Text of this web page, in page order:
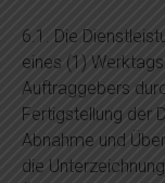
6.1. Die
eines (1)
Auftraggebers
Fertigstellung der
Abnahme und
die